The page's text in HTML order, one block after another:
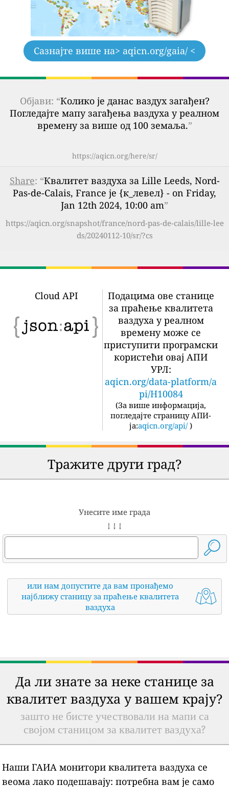
Сазнајте више на> aqicn.org/gaia/ <
Објави: “Колико је данас ваздух загађен?
Погледајте мапу загађења ваздуха у реалном
времену за више од 100 земаља.”
https://aqicn.org/here/sr/
Share: “Квалитет ваздуха за Lille Leeds, Nord-
Pas-de-Calais, France је {к_левел} - on Friday,
Jan 12th 2024, 10:00 am”
https://aqicn.org/snapshot/france/nord-pas-de-calais/lille-lee
ds/20240112-10/sr/?cs
Cloud API
Подацима ове станице
за праћење квалитета
ваздуха у реалном
времену може се
приступити програмски
користећи овај АПИ
УРЛ:
aqicn.org/data-platform/a
pi/H10084
(За више информација,
погледајте страницу АПИ-
ја:aqicn.org/api/ )
Тражите други град?
Унесите име града
↓ ↓ ↓
или нам допустите да вам пронађемо
најближу станицу за праћење квалитета
ваздуха
Да ли знате за неке станице за
квалитет ваздуха у вашем крају?
зашто не бисте учествовали на мапи са
својом станицом за квалитет ваздуха?
Наши ГАИА монитори квалитета ваздуха се
веома лако подешавају: потребна вам је само